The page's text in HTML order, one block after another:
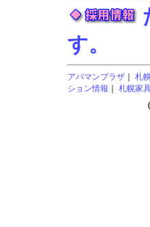
す。
アパマンプラザ 札
ション情報
札幌家